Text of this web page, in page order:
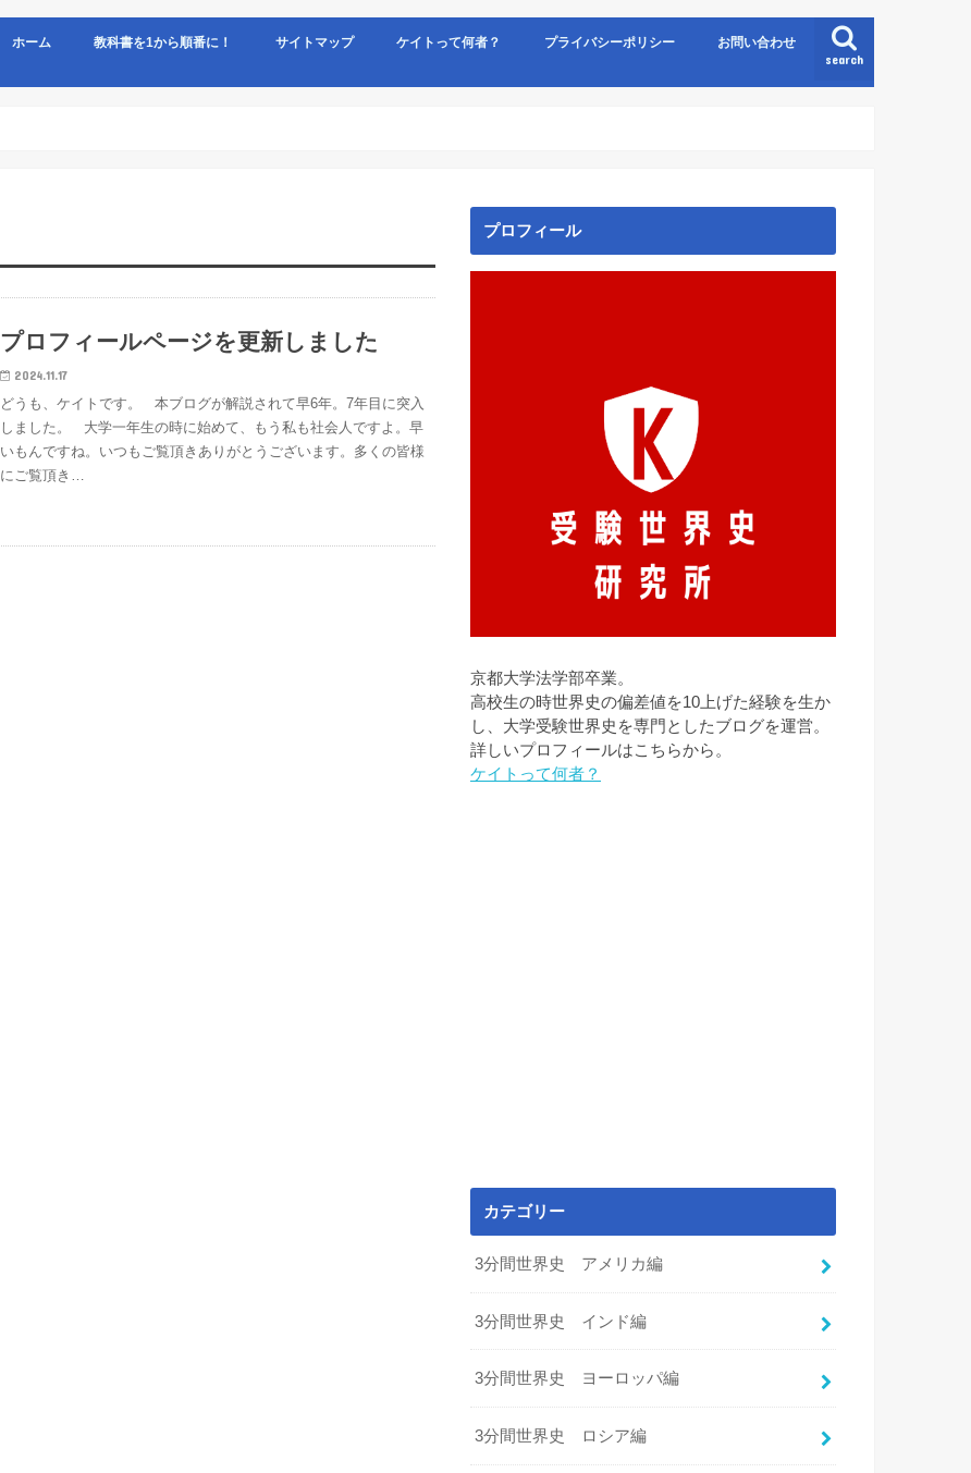
search
ホーム 教科書を1から順番に！ サイトマップ ケイトって何者？ プライバシーポリシー お問い合わせ
プロフィールページを更新しました
2024.11.17
どうも、ケイトです。 本ブログが解説されて早6年。7年目に突入
しました。 大学一年生の時に始めて、もう私も社会人ですよ。早
いもんですね。いつもご覧頂きありがとうございます。多くの皆様
にご覧頂き…
プロフィール
京都大学法学部卒業。
高校生の時世界史の偏差値を10上げた経験を生か
し、大学受験世界史を専門としたブログを運営。
詳しいプロフィールはこちらから。
ケイトって何者？
カテゴリー
3分間世界史 アメリカ編
3分間世界史 インド編
3分間世界史 ヨーロッパ編
3分間世界史 ロシア編